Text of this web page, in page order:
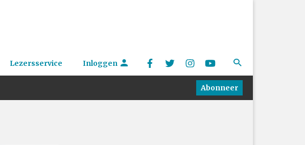
Lezersservice Inloggen
Abonneer